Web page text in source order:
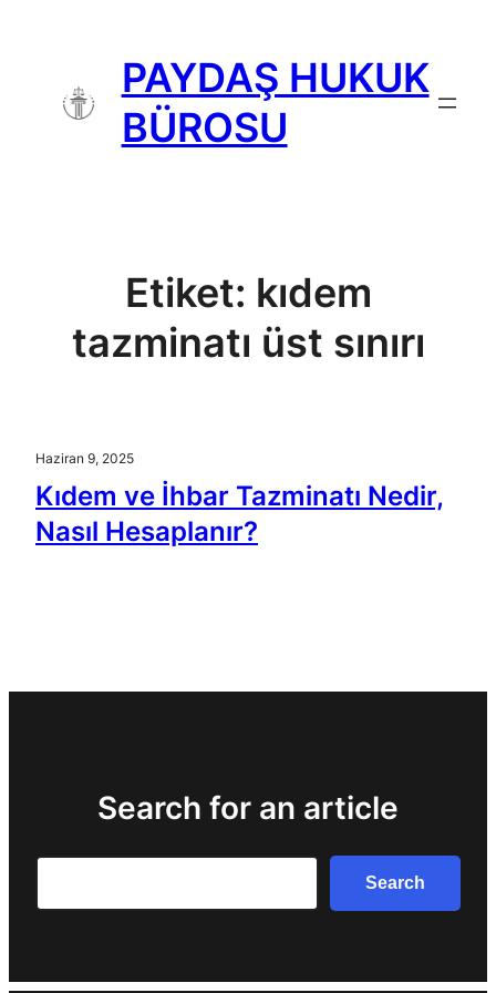
PAYDAŞ HUKUK
BÜROSU
Etiket: kıdem
tazminatı üst sınırı
Haziran 9, 2025
Kıdem ve İhbar Tazminatı Nedir,
Nasıl Hesaplanır?
Search for an article
Search